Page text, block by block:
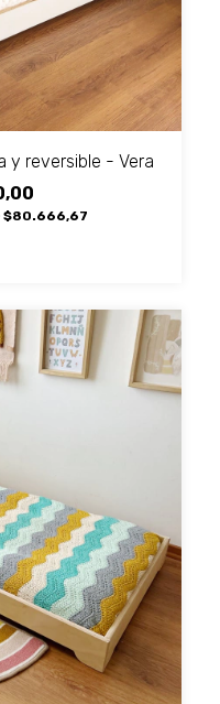
y reversible - Vera
$80.666,67